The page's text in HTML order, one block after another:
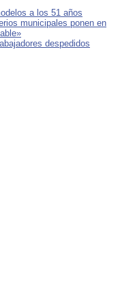
a los 51 años
municipales ponen en
despedidos